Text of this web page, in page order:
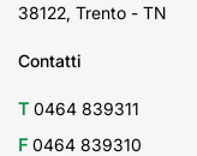
38122, Trento - TN
Contatti
T 0464 839311
F 0464 839310